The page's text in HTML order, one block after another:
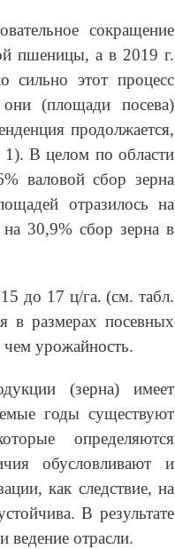
сокращение
пшеницы, а в 2019 г.
сильно этот процесс
они (площади посева)
продолжается,
1). В целом по области
валовой сбор зерна
отразилось на
на 30,9% сбор зерна в
до 17 ц/га. (см. табл.
в размерах посевных
чем урожайность.
(зерна) имеет
годы существуют
определяются
обусловливают и
как следствие, на
В результате
ведение отрасли.